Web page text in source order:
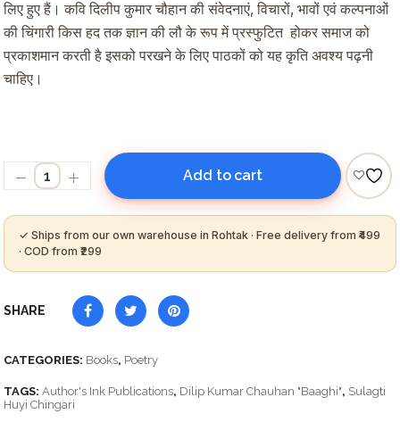
लिए हुए हैं। कवि दिलीप कुमार चौहान की संवेदनाएं, विचारों, भावों एवं कल्पनाओं
की चिंगारी किस हद तक ज्ञान की लौ के रूप में प्रस्फुटित होकर समाज को
प्रकाशमान करती है इसको परखने के लिए पाठकों को यह कृति अवश्य पढ़नी
चाहिए।
Add to cart
SHARE
CATEGORIES: Books, Poetry
TAGS: Author's Ink Publications, Dilip Kumar Chauhan "Baaghi", Sulagti
Huyi Chingari